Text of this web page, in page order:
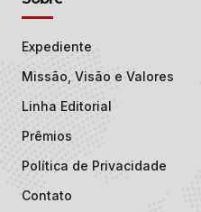
Expediente
Missão, Visão e Valores
Linha Editorial
Prêmios
Política de Privacidade
Contato